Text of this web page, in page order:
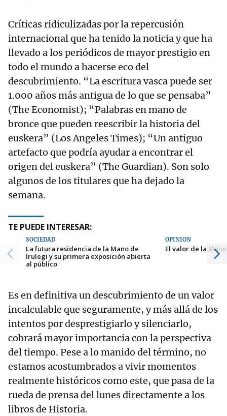
Críticas ridiculizadas por la repercusión
internacional que ha tenido la noticia y que ha
llevado a los periódicos de mayor prestigio en
todo el mundo a hacerse eco del
descubrimiento. “La escritura vasca puede ser
1.000 años más antigua de lo que se pensaba”
(The Economist); “Palabras en mano de
bronce que pueden reescribir la historia del
euskera” (Los Angeles Times); “Un antiguo
artefacto que podría ayudar a encontrar el
origen del euskera” (The Guardian). Son solo
algunos de los titulares que ha dejado la
semana.
TE PUEDE INTERESAR:
SOCIEDAD
La futura residencia de la Mano de
Irulegi y su primera exposición abierta
al público
OPINIÓN
El valor de la
Es en definitiva un descubrimiento de un valor
incalculable que seguramente, y más allá de los
intentos por desprestigiarlo y silenciarlo,
cobrará mayor importancia con la perspectiva
del tiempo. Pese a lo manido del término, no
estamos acostumbrados a vivir momentos
realmente históricos como este, que pasa de la
rueda de prensa del lunes directamente a los
libros de Historia.